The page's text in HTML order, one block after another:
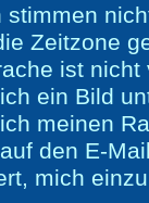
stimmen
Zeitzone
ist nicht
ein Bild
meinen
den E-
mich